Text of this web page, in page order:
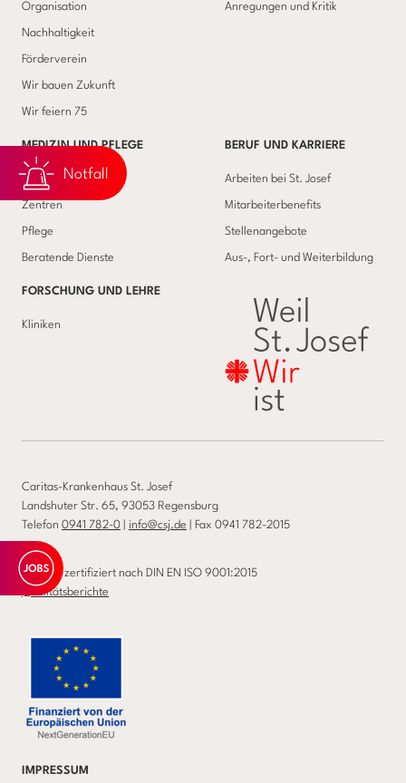
Organisation
Nachhaltigkeit
Förderverein
Wir bauen Zukunft
Wir feiern 75
Anregungen und Kritik
MEDIZIN UND PFLEGE
Kliniken
Zentren
Pflege
Beratende Dienste
BERUF UND KARRIERE
Arbeiten bei St. Josef
Mitarbeiterbenefits
Stellenangebote
Aus-, Fort- und Weiterbildung
FORSCHUNG UND LEHRE
Kliniken
Caritas-Krankenhaus St. Josef
Landshuter Str. 65, 93053 Regensburg
Telefon 0941 782-0 info@csj.de | Fax 0941 782-2015
Wir sind zertifiziert nach DIN EN ISO 9001:2015
Qualitätsberichte
IMPRESSUM
Notfall